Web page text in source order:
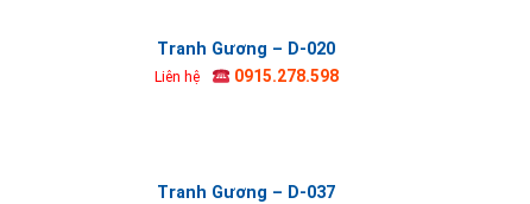
Tranh Gương – D-020
Liên hệ 0915.278.598
Tranh Gương – D-037